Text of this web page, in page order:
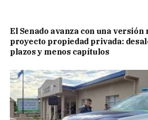
El Senado avanza con una
proyecto propiedad privada:
plazos y menos capítulos